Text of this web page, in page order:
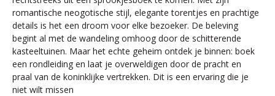
romantische neogotische stijl, elegante torentjes en prachtige
details is het een droom voor elke bezoeker. De beleving
begint al met de wandeling omhoog door de schitterende
kasteeltuinen. Maar het echte geheim ontdek je binnen: boek
een rondleiding en laat je overweldigen door de pracht en
praal van de koninklijke vertrekken. Dit is een ervaring die je
niet wilt missen